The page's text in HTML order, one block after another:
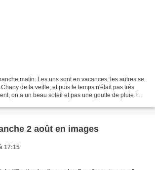
matin. Les uns sont en vacances, les autres se
de la veille, et puis le temps n'était pas très
on a un beau soleil et pas une goutte de pluie !
2 août en images
17:15